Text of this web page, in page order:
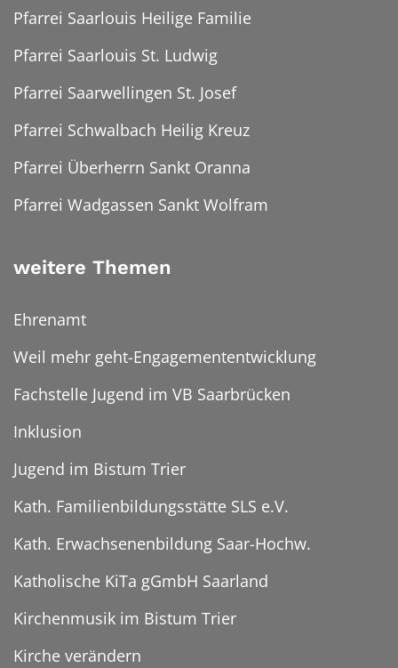
Pfarrei Saarlouis Heilige Familie
Pfarrei Saarlouis St. Ludwig
Pfarrei Saarwellingen St. Josef
Pfarrei Schwalbach Heilig Kreuz
Pfarrei Überherrn Sankt Oranna
Pfarrei Wadgassen Sankt Wolfram
weitere Themen
Ehrenamt
Weil mehr geht-Engagemententwicklung
Fachstelle Jugend im VB Saarbrücken
Inklusion
Jugend im Bistum Trier
Kath. Familienbildungsstätte SLS e.V.
Kath. Erwachsenenbildung Saar-Hochw.
Katholische KiTa gGmbH Saarland
Kirchenmusik im Bistum Trier
Kirche verändern